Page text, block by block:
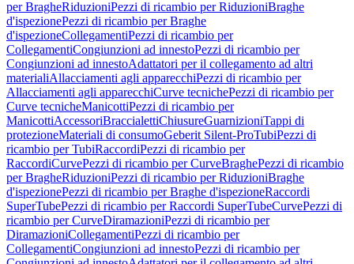
per BragheRiduzioniPezzi di ricambio per RiduzioniBraghe
d'ispezionePezzi di ricambio per Braghe
d'ispezioneCollegamentiPezzi di ricambio per
CollegamentiCongiunzioni ad innestoPezzi di ricambio per
Congiunzioni ad innestoAdattatori per il collegamento ad altri
materialiAllacciamenti agli apparecchiPezzi di ricambio per
Allacciamenti agli apparecchiCurve tecnichePezzi di ricambio per
Curve tecnicheManicottiPezzi di ricambio per
ManicottiAccessoriBraccialettiChiusureGuarnizioniTappi di
protezioneMateriali di consumoGeberit Silent-ProTubiPezzi di
ricambio per TubiRaccordiPezzi di ricambio per
RaccordiCurvePezzi di ricambio per CurveBraghePezzi di ricambio
per BragheRiduzioniPezzi di ricambio per RiduzioniBraghe
d'ispezionePezzi di ricambio per Braghe d'ispezioneRaccordi
SuperTubePezzi di ricambio per Raccordi SuperTubeCurvePezzi di
ricambio per CurveDiramazioniPezzi di ricambio per
DiramazioniCollegamentiPezzi di ricambio per
CollegamentiCongiunzioni ad innestoPezzi di ricambio per